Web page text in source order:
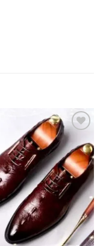
Add to
wishlist